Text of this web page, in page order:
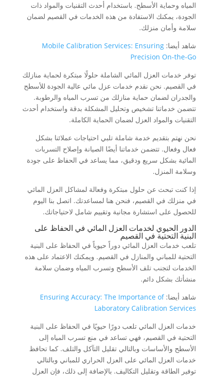
المياه وحماية الأسطح. باستخدام أحدث التقنيات والمواد ذات
الجودة، يمكنك الاستفادة من هذه الخدمات في القصيم لضمان
سلامة وأمان منزلك.
شاهد أيضا: Mobile Calibration Services: Ensuring
Precision On-the-Go
توفر خدمات العزل المائي الشاملة حلولًا مبتكرة لحماية منازلك
في القصيم. نحن نقدم خدمات عزل مائي عالية الجودة للأسطح
والجدران لضمان حماية منازلك من تسرب المياه والرطوبة.
تتضمن خدماتنا تشخيص وتحليل المشكلة بدقة واستخدام أحدث
التقنيات والمواد العزل لضمان الحماية الكاملة.
نحن نهتم بتقديم خدمة شاملة تلبي احتياجات عملائنا بشكل
فعال وفعال. تتضمن خدماتنا أيضًا الصيانة وإصلاح التسربات
المائية بشكل سريع ودقيق، مما يساعد في الحفاظ على جودة
وسلامة المنزل.
إذا كنت تبحث عن حلول مبتكرة وفعالة لمشاكل العزل المائي
في منزلك في القصيم، فنحن هنا لمساعدتك. اتصل بنا اليوم
للحصول على استشارة مجانية وتقييم شامل لاحتياجاتك.
الدور الحيوي لخدمات العزل المائي في الحفاظ على
البنية التحتية في القصيم
تلعب خدمات العزل المائي دوراً حيوياً في الحفاظ على البنية
التحتية للمباني والمنازل في القصيم. ويمكنك الاعتماد على هذه
الخدمات لتجنب تلف الأسطح وتسرب المياه وضمان سلامة
منشأتك بشكل دائم.
شاهد أيضا:Ensuring Accuracy: The Importance of
Laboratory Calibration Services
خدمات العزل المائي تلعب دورًا حيويًا في الحفاظ على البنية
التحتية في القصيم، فهي تساعد في منع تسرب المياه إلى
الأسطح والأساسات وبالتالي تقليل التآكل والتلف. كما تحافظ
خدمات العزل المائي على العزل الحراري للمباني وبالتالي
توفير الطاقة وتقليل التكاليف. بالإضافة إلى ذلك، فإن العزل